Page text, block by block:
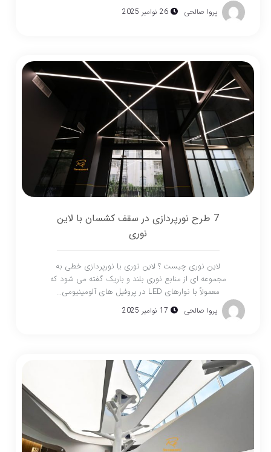
پروا صالحی 26 نوامبر 2025
7 طرح نورپردازی در سقف کشسان با لاین
نوری
لاین نوری چیست ؟ لاین نوری یا نورپردازی خطی به
مجموعه ای از منابع نوری بلند و باریک گفته می شود که
معمولاً با نوارهای LED در پروفیل های آلومینیومی...
پروا صالحی 17 نوامبر 2025